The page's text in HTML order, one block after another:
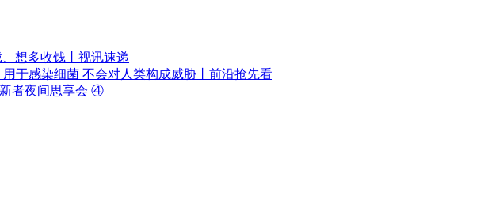
想多收钱丨视讯速递
于感染细菌 不会对人类构成威胁丨前沿抢先看
者夜间思享会 ④